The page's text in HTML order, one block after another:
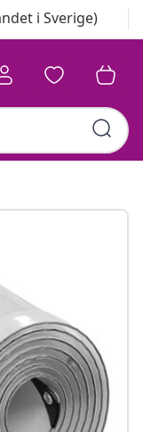
i Sverige)